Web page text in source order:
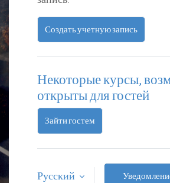
Создать учетную запись
Некоторые курсы,
открыты для гостей
Зайти гостем
Русский